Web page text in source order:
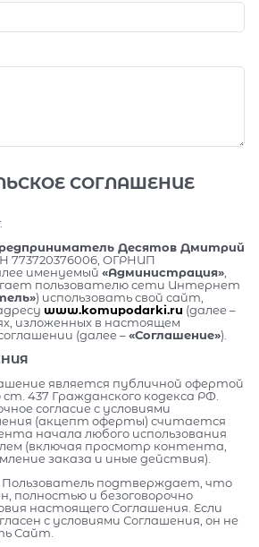
СОГЛАШЕНИЕ
Десятов Дмитрий
773720376006, ОГРНИП
именуемый «Администрация»
пользователю сети Интернет
) использовать свой сайт,
www.komupodarki.ru (далее –
изложенных в настоящем
(далее –«Соглашение»).
является публичной офертой
437 Гражданского кодекса РФ.
согласие с условиями
(акцепт оферты) считается
начала любого использования
(включая просмотр контента,
заказа и иные действия).
Пользователь подтверждает, что
полностью и безоговорочно
настоящего Соглашения. Если
с условиями Соглашения, он не
Сайт.